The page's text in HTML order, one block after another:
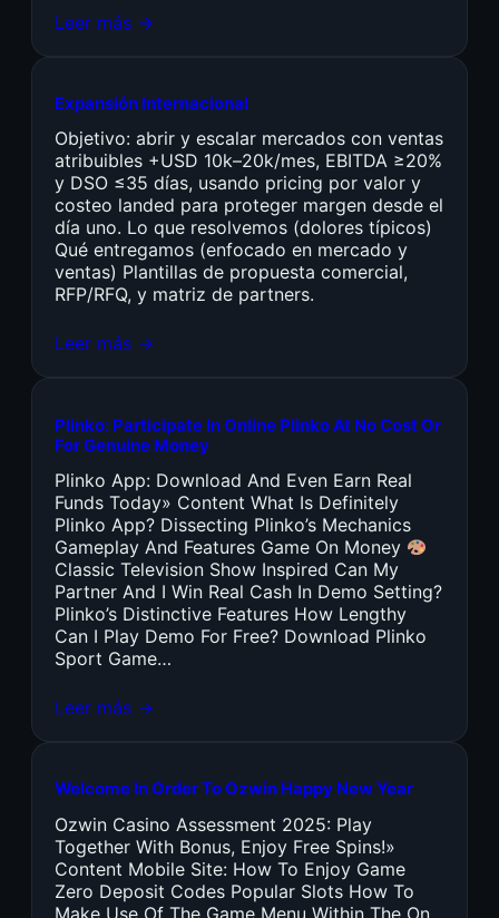
Leer más →
Expansión Internacional
Objetivo: abrir y escalar mercados con ventas
atribuibles +USD 10k–20k/mes, EBITDA ≥20%
y DSO ≤35 días, usando pricing por valor y
costeo landed para proteger margen desde el
día uno. Lo que resolvemos (dolores típicos)
Qué entregamos (enfocado en mercado y
ventas) Plantillas de propuesta comercial,
RFP/RFQ, y matriz de partners.
Leer más →
Plinko: Participate In Online Plinko At No Cost Or
For Genuine Money
Plinko App: Download And Even Earn Real
Funds Today» Content What Is Definitely
Plinko App? Dissecting Plinko’s Mechanics
Gameplay And Features Game On Money
Classic Television Show Inspired Can My
Partner And I Win Real Cash In Demo Setting?
Plinko’s Distinctive Features How Lengthy
Can I Play Demo For Free? Download Plinko
Sport Game…
Leer más →
Welcome In Order To Ozwin Happy New Year
Ozwin Casino Assessment 2025: Play
Together With Bonus, Enjoy Free Spins!»
Content Mobile Site: How To Enjoy Game
Zero Deposit Codes Popular Slots How To
Make Use Of The Game Menu Within The On